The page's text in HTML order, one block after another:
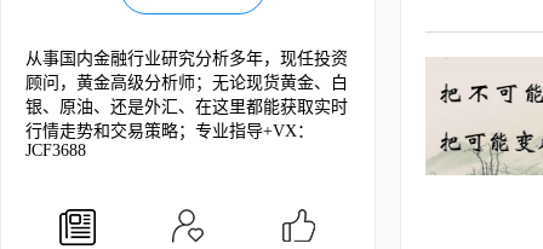
从事国内金融行业研究分析多年，现任投资
顾问，黄金高级分析师；无论现货黄金、白
银、原油、还是外汇、在这里都能获取实时
行情走势和交易策略；专业指导+VX：
JCF3688